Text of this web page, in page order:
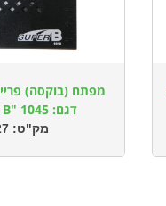
דגם: 1045 "SUPER B"
מק"ט: